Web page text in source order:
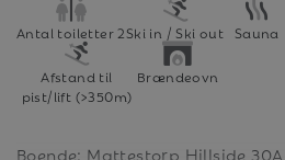
Antal toiletter 2Ski in / Ski out Sauna
Afstand til
pist/lift (>350m)
Brændeovn
Boende: Mattestorp Hillside 30A